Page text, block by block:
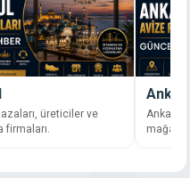
üreticiler ve
firmaları.
Ankara